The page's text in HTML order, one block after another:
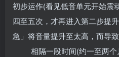
初步运作(看见低音单元开始震
四至五次，才再进入第二步提
急」将音量提升至太高，而导致
相隔一段时间(约一至两个